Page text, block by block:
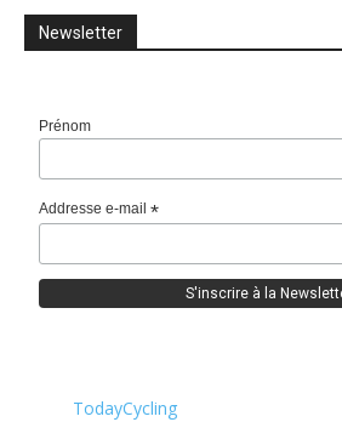
Newsletter
Prénom
Addresse e-mail*
TodayCycling